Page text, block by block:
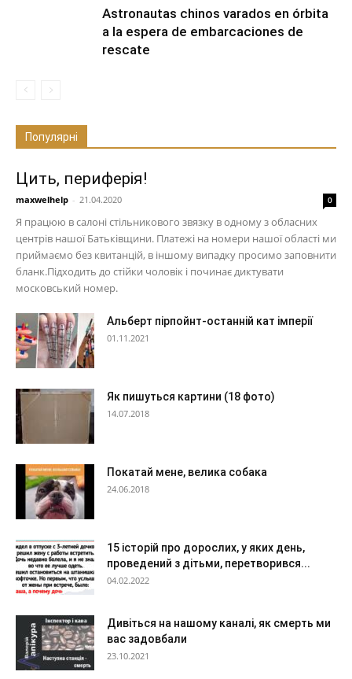
Astronautas chinos varados en órbita
a la espera de embarcaciones de
rescate
Популярні
Цить, периферія!
maxwelhelp - 21.04.2020 0
Я працюю в салоні стільникового звязку в одному з обласних
центрів нашої Батьківщини. Платежі на номери нашої області ми
приймаємо без квитанцій, в іншому випадку просимо заповнити
бланк.Підходить до стійки чоловік і починає диктувати
московський номер.
Альберт пірпойнт-останній кат імперії
01.11.2021
Як пишуться картини (18 фото)
14.07.2018
Покатай мене, велика собака
24.06.2018
15 історій про дорослих, у яких день,
проведений з дітьми, перетворився...
04.02.2022
Дивіться на нашому каналі, як смерть ми
вас задовбали
23.10.2021